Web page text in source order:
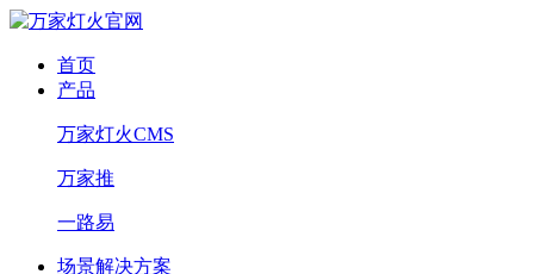
首页
产品
万家灯火CMS
万家推
一路易
场景解决方案